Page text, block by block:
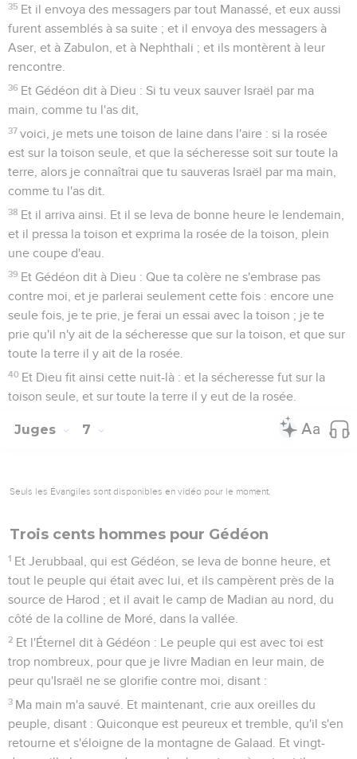
35 Et il envoya des messagers par tout Manassé, et eux aussi
furent assemblés à sa suite ; et il envoya des messagers à
Aser, et à Zabulon, et à Nephthali ; et ils montèrent à leur
rencontre.
36 Et Gédéon dit à Dieu : Si tu veux sauver Israël par ma
main, comme tu l'as dit,
37 voici, je mets une toison de laine dans l'aire : si la rosée
est sur la toison seule, et que la sécheresse soit sur toute la
terre, alors je connaîtrai que tu sauveras Israël par ma main,
comme tu l'as dit.
38 Et il arriva ainsi. Et il se leva de bonne heure le lendemain,
et il pressa la toison et exprima la rosée de la toison, plein
une coupe d'eau.
39 Et Gédéon dit à Dieu : Que ta colère ne s'embrase pas
contre moi, et je parlerai seulement cette fois : encore une
seule fois, je te prie, je ferai un essai avec la toison ; je te
prie qu'il n'y ait de la sécheresse que sur la toison, et que sur
toute la terre il y ait de la rosée.
40 Et Dieu fit ainsi cette nuit-là : et la sécheresse fut sur la
toison seule, et sur toute la terre il y eut de la rosée.
Juges 7
Seuls les Évangiles sont disponibles en vidéo pour le moment.
Trois cents hommes pour Gédéon
1 Et Jerubbaal, qui est Gédéon, se leva de bonne heure, et
tout le peuple qui était avec lui, et ils campèrent près de la
source de Harod ; et il avait le camp de Madian au nord, du
côté de la colline de Moré, dans la vallée.
2 Et l'Éternel dit à Gédéon : Le peuple qui est avec toi est
trop nombreux, pour que je livre Madian en leur main, de
peur qu'Israël ne se glorifie contre moi, disant :
3 Ma main m'a sauvé. Et maintenant, crie aux oreilles du
peuple, disant : Quiconque est peureux et tremble, qu'il s'en
retourne et s'éloigne de la montagne de Galaad. Et vingt-